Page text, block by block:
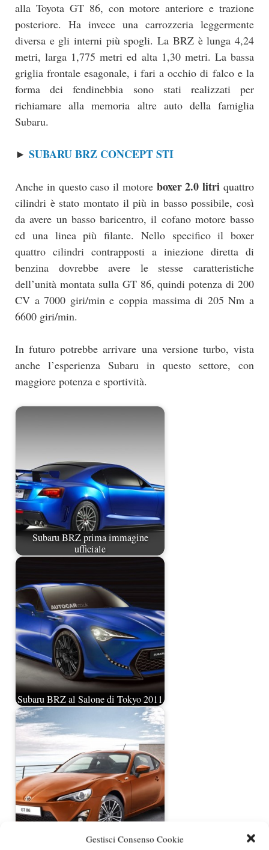
Gestisci Consenso Cookie
alla Toyota GT 86, con motore anteriore e trazione
posteriore. Ha invece una carrozzeria leggermente
diversa e gli interni più spogli. La BRZ è lunga 4,24
metri, larga 1,775 metri ed alta 1,30 metri. La bassa
griglia frontale esagonale, i fari a occhio di falco e la
forma dei fendinebbia sono stati realizzati per
richiamare alla memoria altre auto della famiglia
Subaru.
► SUBARU BRZ CONCEPT STI
Anche in questo caso il motore boxer 2.0 litri quattro
cilindri è stato montato il più in basso possibile, così
da avere un basso baricentro, il cofano motore basso
ed una linea più filante. Nello specifico il boxer
quattro cilindri contrapposti a iniezione diretta di
benzina dovrebbe avere le stesse caratteristiche
dell’unità montata sulla GT 86, quindi potenza di 200
CV a 7000 giri/min e coppia massima di 205 Nm a
6600 giri/min.
In futuro potrebbe arrivare una versione turbo, vista
anche l’esperienza Subaru in questo settore, con
maggiore potenza e sportività.
Subaru BRZ prima immagine
ufficiale
Subaru BRZ al Salone di Tokyo 2011
Toyota GT 86 al Salone di Tokyo